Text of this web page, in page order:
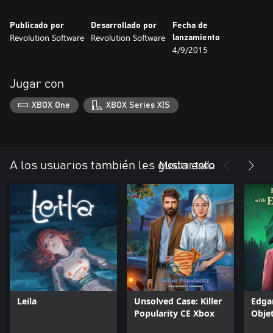
Publicado por
Revolution Software
Desarrollado por
Revolution Software
Fecha de
lanzamiento
4/9/2015
Jugar con
XBOX One XBOX Series X|S
A los usuarios también les gusta esto
Mostrar todo
Leila
Unsolved Case: Killer
Popularity CE Xbox